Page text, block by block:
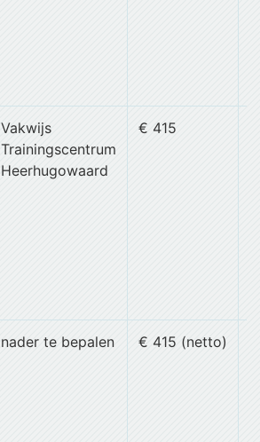
Vakwijs
Trainingscentrum
Heerhugowaard
€ 415
nader te bepalen € 415 (netto)